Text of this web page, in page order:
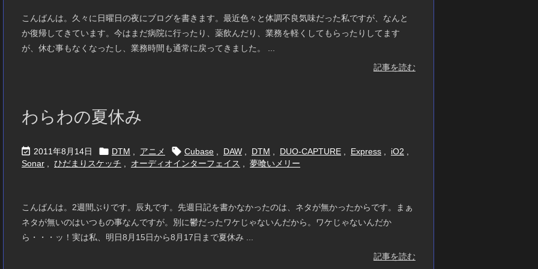
こんばんは。久々に日曜日の夜にブログを書きます。最近色々と体調不良気味だった私ですが、なんと
か復帰してきています。今はまだ病院に行ったり、薬飲んだり、業務を軽くしてもらったりしてます
が、休む事もなくなったし、業務時間も通常に戻ってきました。 ...
記事を読む
わらわの夏休み
 2011年8月14日  DTM アニメ  Cubase DAW DTM DUO-CAPTURE Express iO2
Sonar
ひだまりスケッチ オーディオインターフェイス 夢喰いメリー
こんばんは。2週間ぶりです。辰丸です。先週日記を書かなかったのは、ネタが無かったからです。まぁ
ネタが無いのはいつもの事なんですが。別に鬱だったワケじゃないんだから。ワケじゃないんだか
ら・・・ッ！実は私、明日8月15日から8月17日まで夏休み ...
記事を読む